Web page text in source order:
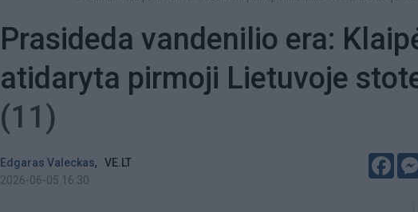
Prasideda vandenilio era:
atidaryta pirmoji Lietuvoje
(11)
Edgaras Valeckas,
VE.LT
2026-06-05 16:30